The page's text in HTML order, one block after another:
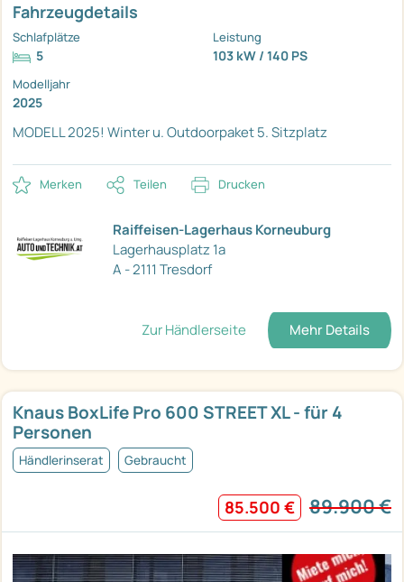
Fahrzeugdetails
Schlafplätze
5
Leistung
103 kW / 140 PS
Modelljahr
2025
MODELL 2025! Winter u. Outdoorpaket5. Sitzplatz
Merken Teilen Drucken
Raiffeisen-Lagerhaus Korneuburg
Lagerhausplatz 1a
A - 2111 Tresdorf
Zur Händlerseite Mehr Details
Knaus BoxLife Pro 600 STREET XL - für 4
Personen
Händlerinserat Gebraucht
85.500 € 89.900 €